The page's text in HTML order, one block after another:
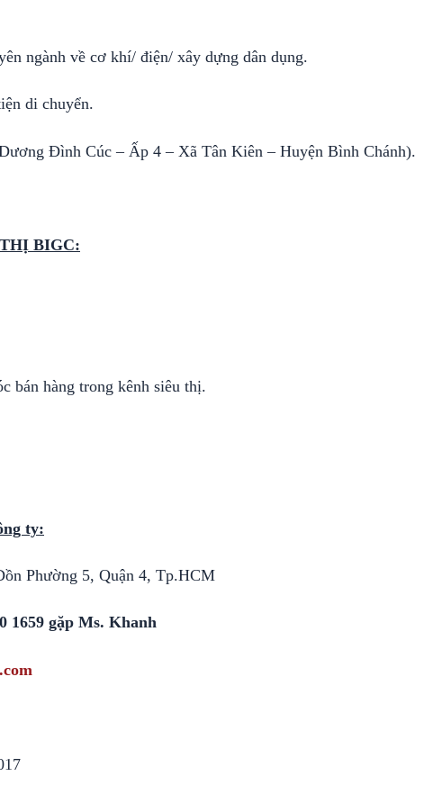
ngành về cơ khí/ điện/ xây dựng dân dụng.
di chuyển.
Đình Cúc – Ấp 4 – Xã Tân Kiên – Huyện Bình Chánh).
BIGC:
bán hàng trong kênh siêu thị.
ty:
Phường 5, Quận 4, Tp.HCM
1659 gặp Ms. Khanh